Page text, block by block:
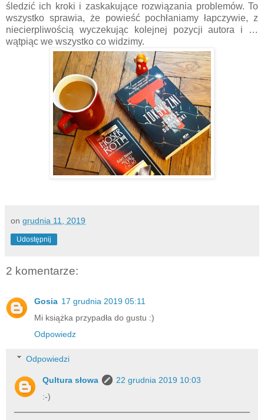
śledzić ich kroki i zaskakujące rozwiązania problemów. To
wszystko sprawia, że powieść pochłaniamy łapczywie, z
niecierpliwością wyczekując kolejnej pozycji autora i …
wątpiąc we wszystko co widzimy.
on grudnia 11, 2019
Udostępnij
2 komentarze:
Gosia 17 grudnia 2019 05:11
Mi książka przypadła do gustu :)
Odpowiedz
Odpowiedzi
Qultura słowa
22 grudnia 2019 10:03
:-)